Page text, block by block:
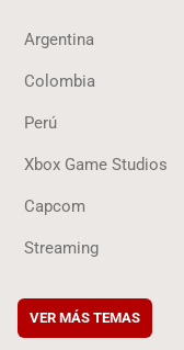
Argentina
Colombia
Perú
Xbox Game Studios
Capcom
Streaming
VER MÁS TEMAS